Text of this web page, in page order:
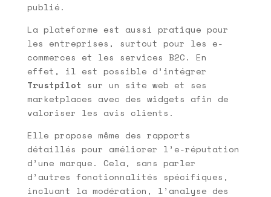
publié.
La plateforme est aussi pratique pour
les entreprises, surtout pour les e-
commerces et les services B2C. En
effet, il est possible d’intégrer
Trustpilot sur un site web et ses
marketplaces avec des widgets afin de
valoriser les avis clients.
Elle propose même des rapports
détaillés pour améliorer l’e-réputation
d’une marque. Cela, sans parler
d’autres fonctionnalités spécifiques,
incluant la modération, l’analyse des